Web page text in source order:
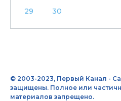
29
30
© 2003-2023, Первый Канал -
защищены. Полное или
материалов запрещено.